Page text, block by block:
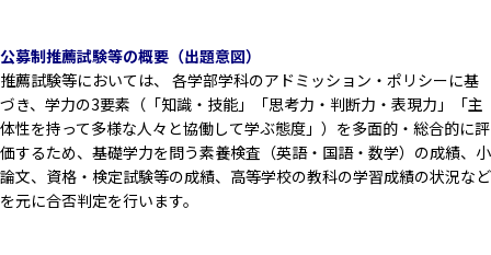
公募制推薦試験等の概要（出題意図）
推薦試験等においては、 各学部学科のアドミッション・ポリシーに基
づき、学力の3要素（「知識・技能」「思考力・判断力・表現力」「主
体性を持って多様な人々と協働して学ぶ態度」）を多面的・総合的に評
価するため、基礎学力を問う素養検査（英語・国語・数学）の成績、小
論文、資格・検定試験等の成績、高等学校の教科の学習成績の状況など
を元に合否判定を行います。